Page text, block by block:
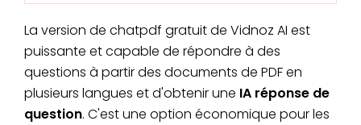
La version de chatpdf gratuit de Vidnoz AI est
puissante et capable de répondre à des
questions à partir des documents de PDF en
plusieurs langues et d'obtenir une IA réponse de
question. C'est une option économique pour les